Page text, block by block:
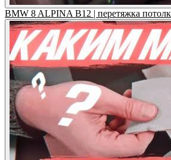
BMW 8 ALPINA B12 | перетяжка